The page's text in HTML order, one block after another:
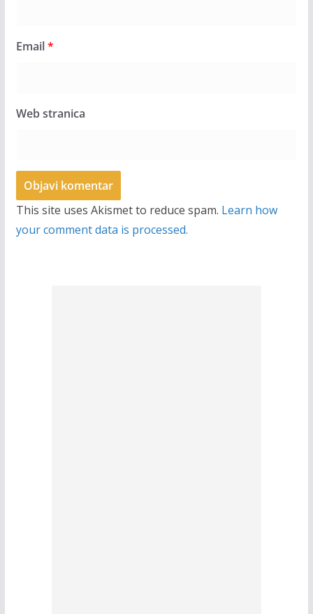
Email*
Web stranica
This site uses Akismet to reduce spam. Learn how
your comment data is processed.